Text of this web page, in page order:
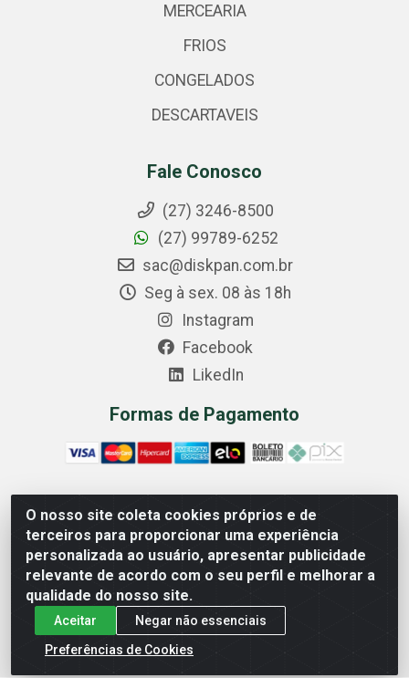
O nosso site coleta cookies próprios e de
terceiros para proporcionar uma experiência
personalizada ao usuário, apresentar publicidade
relevante de acordo com o seu perfil e melhorar a
qualidade do nosso site.
Aceitar
Negar não essenciais
Preferências de Cookies
MERCEARIA
FRIOS
CONGELADOS
DESCARTAVEIS
Fale Conosco
(27) 3246-8500
(27) 99789-6252
sac@diskpan.com.br
Seg à sex. 08 às 18h
Instagram
Facebook
LikedIn
Formas de Pagamento
Comercial Diskpan Ltda - Av. Fernando Antonio, 1911 -
Sotelandia, Cariacica/ES - CEP 29140-669 - CNPJ
02.691.482/0001-07